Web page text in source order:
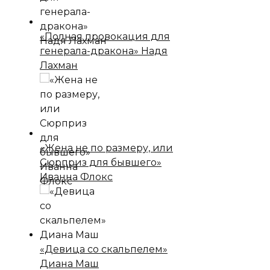
«Полная провокация для
генерала-дракона» Надя
Лахман
«Жена не по размеру, или
Сюрприз для бывшего»
Иванна Флокс
«Девица со скальпелем»
Диана Маш